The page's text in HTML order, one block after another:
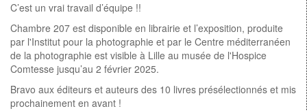
C’est un vrai travail d’équipe !!
Chambre 207 est disponible en librairie et l’exposition, produite
par l'Institut pour la photographie et par le Centre méditerranéen
de la photographie est visible à Lille au musée de l'Hospice
Comtesse jusqu’au 2 février 2025.
Bravo aux éditeurs et auteurs des 10 livres présélectionnés et mis
prochainement en avant !